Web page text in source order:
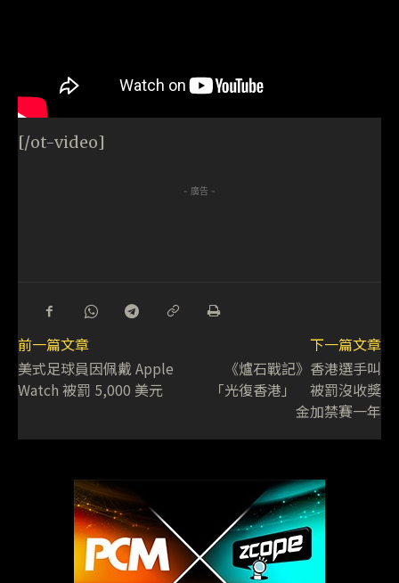
[/ot-video]
- 廣告 -
前一篇文章
美式足球員因佩戴 Apple
Watch 被罰 5,000 美元
下一篇文章
《爐石戰記》香港選手叫
「光復香港」 被罰沒收獎
金加禁賽一年